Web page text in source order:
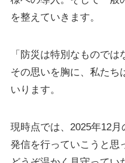
を整えていきます。
「防災は特別なものでは
その思いを胸に、私たち
いります。
現時点では、2025年12
発信を行っていこうと思